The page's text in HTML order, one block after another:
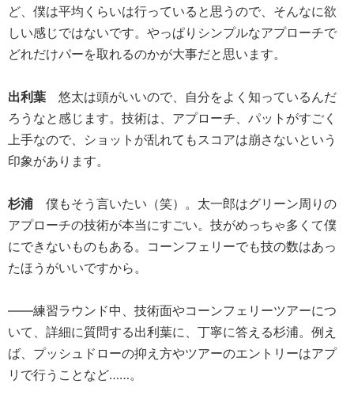
ど、僕は平均くらいは行っていると思うので、そんなに欲
しい感じではないです。やっぱりシンプルなアプローチで
どれだけパーを取れるのかが大事だと思います。
出利葉 悠太は頭がいいので、自分をよく知っているんだ
ろうなと感じます。技術は、アプローチ、パットがすごく
上手なので、ショットが乱れてもスコアは崩さないという
印象があります。
杉浦 僕もそう言いたい（笑）。太一郎はグリーン周りの
アプローチの技術が本当にすごい。技がめっちゃ多くて僕
にできないものもある。コーンフェリーでも技の数はあっ
たほうがいいですから。
――練習ラウンド中、技術面やコーンフェリーツアーにつ
いて、詳細に質問する出利葉に、丁寧に答える杉浦。例え
ば、プッシュドローの抑え方やツアーのエントリーはアプ
リで行うことなど……。